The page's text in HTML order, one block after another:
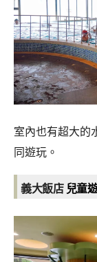
室內也有超大的
同遊玩。
義大飯店 兒童